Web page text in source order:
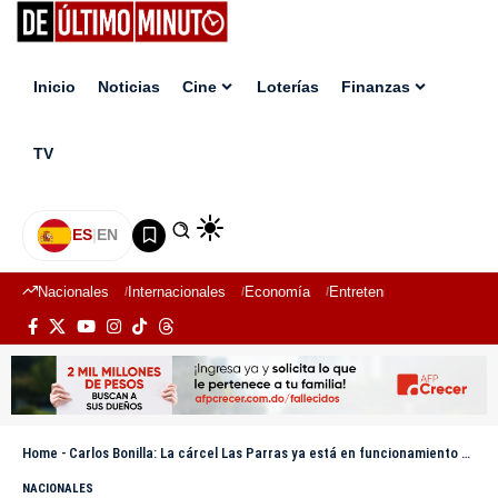
Inicio Noticias Cine Loterías Finanzas
TV
ES|EN
Nacionales Internacionales Economía Entretenimiento
Home - Carlos Bonilla: La cárcel Las Parras ya está en funcionamiento y aloja internos en fase inicial
NACIONALES